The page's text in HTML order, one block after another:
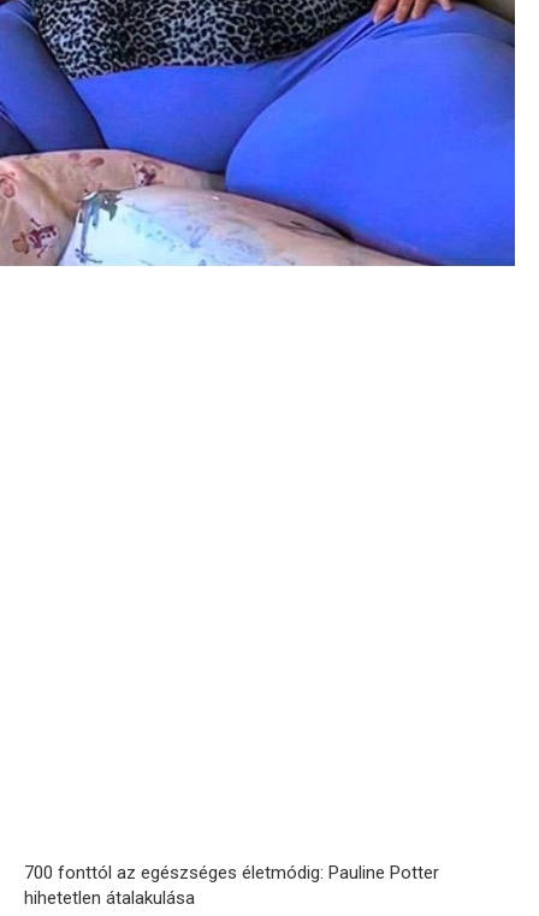
700 fonttól az egészséges életmódig: Pauline Potter
hihetetlen átalakulása